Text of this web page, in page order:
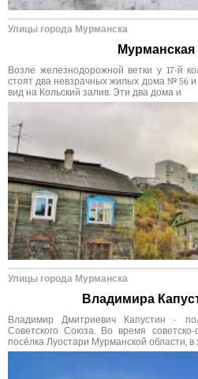
Улицы города Мурманска
Мурманская
Возле железнодорожной ветки у 17-й
стоят два невзрачных жилых дома № 56 и
вид на Кольский залив. Эти два дома и
Улицы города Мурманска
Владимира
Владимир Дмитриевич Капустин -
Советского Союза. Во время
посёлка Луостари Мурманской области, в